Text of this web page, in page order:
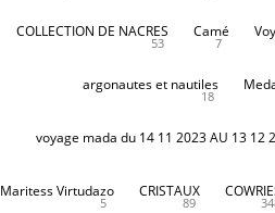
COLLECTION DE NACRES
53
Camé
7
argonautes et nautiles
18
voyage mada du 14 11 2023 AU 13 12
Maritess Virtudazo
5
CRISTAUX
89